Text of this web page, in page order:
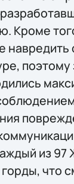
Кроме
из
что